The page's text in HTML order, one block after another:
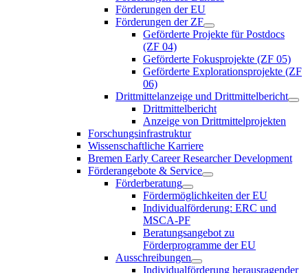
Förderungen der EU
Förderungen der ZF
Geförderte Projekte für Postdocs
(ZF 04)
Geförderte Fokusprojekte (ZF 05)
Geförderte Explorationsprojekte (ZF
06)
Drittmittelanzeige und Drittmittelbericht
Drittmittelbericht
Anzeige von Drittmittelprojekten
Forschungsinfrastruktur
Wissenschaftliche Karriere
Bremen Early Career Researcher Development
Förderangebote & Service
Förderberatung
Fördermöglichkeiten der EU
Individualförderung: ERC und
MSCA-PF
Beratungsangebot zu
Förderprogramme der EU
Ausschreibungen
Individualförderung herausragender